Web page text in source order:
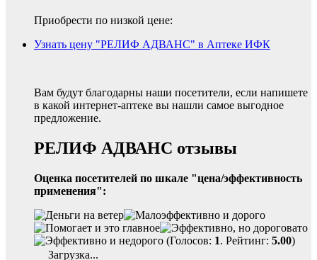
Приобрести по низкой цене:
Узнать цену "РЕЛИФ АДВАНС" в Аптеке ИФК
Вам будут благодарны наши посетители, если напишете
в какой интернет-аптеке вы нашли самое выгодное
предложение.
РЕЛИФ АДВАНС отзывы
Оценка посетителей по шкале "цена/эффективность
применения":
(Голосов: 1. Рейтинг: 5.00)
Загрузка...